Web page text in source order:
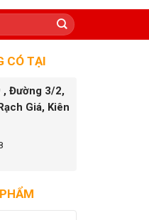
CÓ TẠI
, Đường 3/2,
Giá, Kiên